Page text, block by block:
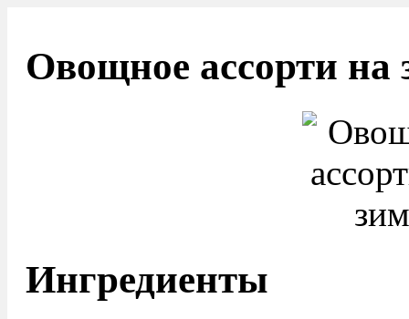
Овощное ассорти на
Ингредиенты